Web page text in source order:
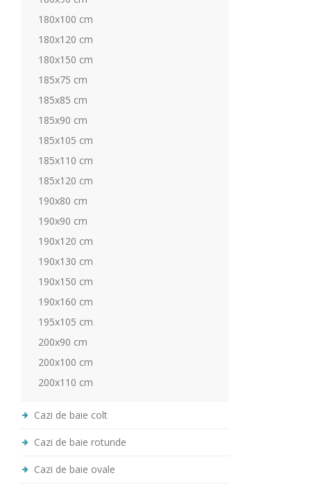
180x100 cm
180x120 cm
180x150 cm
185x75 cm
185x85 cm
185x90 cm
185x105 cm
185x110 cm
185x120 cm
190x80 cm
190x90 cm
190x120 cm
190x130 cm
190x150 cm
190x160 cm
195x105 cm
200x90 cm
200x100 cm
200x110 cm
Cazi de baie colt
Cazi de baie rotunde
Cazi de baie ovale